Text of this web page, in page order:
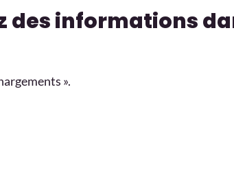
des informations
».